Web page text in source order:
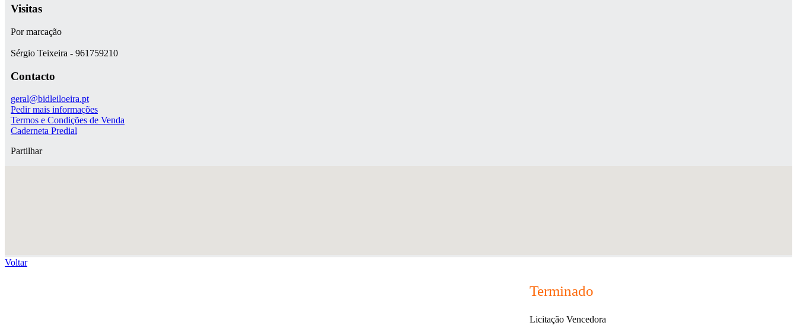
Visitas
Por marcação
Sérgio Teixeira - 961759210
Contacto
geral@bidleiloeira.pt
Pedir mais informações
Termos e Condições de Venda
Caderneta Predial
Partilhar
Voltar
Terminado
Licitação Vencedora